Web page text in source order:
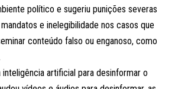
político e sugeriu punições severas
e inelegibilidade nos casos que
conteúdo falso ou enganoso, como
inteligência artificial para desinformar o